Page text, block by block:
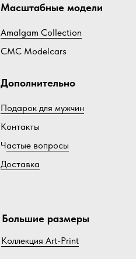
Масштабные модели
Amalgam Collection
CMC Modelcars
Дополнительно
Подарок для мужчин
Контакты
Частые вопросы
Доставка
Большие размеры
Коллекция Art-Print